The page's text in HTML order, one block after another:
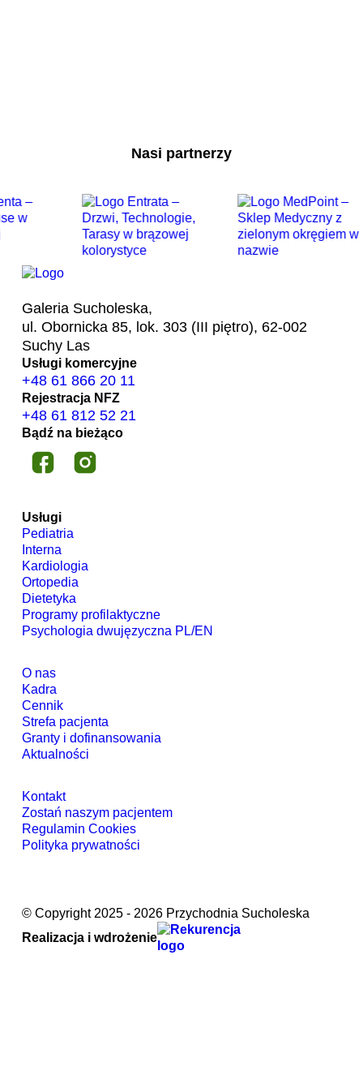
Nasi partnerzy
Galeria Sucholeska,
ul. Obornicka 85, lok. 303 (III piętro), 62-002
Suchy Las
Usługi komercyjne
+48 61 866 20 11
Rejestracja NFZ
+48 61 812 52 21
Bądź na bieżąco
Usługi
Pediatria
Interna
Kardiologia
Ortopedia
Dietetyka
Programy profilaktyczne
Psychologia dwujęzyczna PL/EN
O nas
Kadra
Cennik
Strefa pacjenta
Granty i dofinansowania
Aktualności
Kontakt
Zostań naszym pacjentem
Regulamin Cookies
Polityka prywatności
© Copyright 2025 - 2026 Przychodnia Sucholeska
Realizacja i wdrożenie